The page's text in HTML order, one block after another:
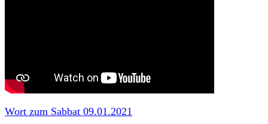
Wort zum Sabbat 09.01.2021